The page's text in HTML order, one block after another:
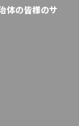
体の皆様のサ